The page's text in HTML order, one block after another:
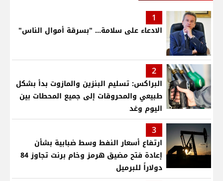
1
الادعاء على سلامة... "بسرقة أموال الناس"
2
البراكس: تسليم البنزين والمازوت بدأ بشكل
طبيعي والمحروقات إلى جميع المحطات بين
اليوم وغد
3
ارتفاع أسعار النفط وسط ضبابية بشأن
إعادة فتح مضيق هرمز وخام برنت تجاوز 84
دولاراً للبرميل